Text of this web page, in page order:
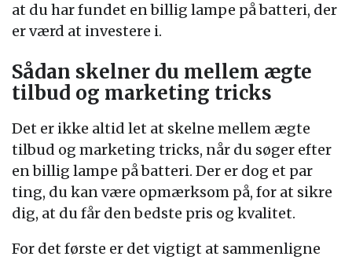
at du har fundet en billig lampe på batteri, der
er værd at investere i.
Sådan skelner du mellem ægte
tilbud og marketing tricks
Det er ikke altid let at skelne mellem ægte
tilbud og marketing tricks, når du søger efter
en billig lampe på batteri. Der er dog et par
ting, du kan være opmærksom på, for at sikre
dig, at du får den bedste pris og kvalitet.
For det første er det vigtigt at sammenligne